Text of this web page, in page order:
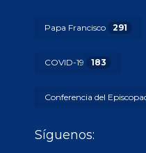
Papa Francisco 291
COVID-19 183
Conferencia del
Síguenos: